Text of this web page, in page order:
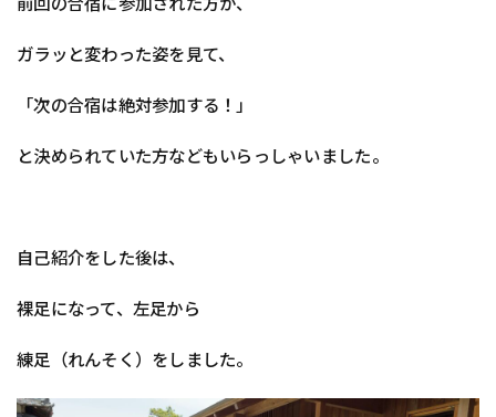
ガラッと変わった姿を見て、
「次の合宿は絶対参加する！」
と決められていた方などもいらっしゃいました。
自己紹介をした後は、
裸足になって、左足から
練足（れんそく）をしました。